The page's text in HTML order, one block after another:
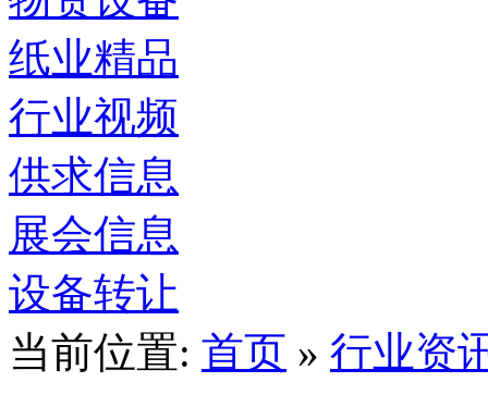
纸业精品
行业视频
供求信息
展会信息
设备转让
当前位置: 首页 » 行业资